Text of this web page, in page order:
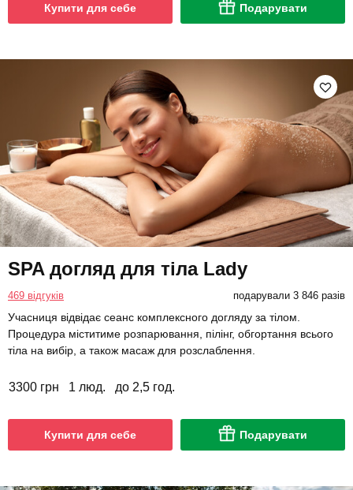
Купити для себе Подарувати
SPA догляд для тіла Lady
469 відгуків подарували 3 846 разів
Учасниця відвідає сеанс комплексного догляду за тілом.
Процедура міститиме розпарювання, пілінг, обгортання всього
тіла на вибір, а також масаж для розслаблення.
3300 грн 1 люд. до 2,5 год.
Купити для себе Подарувати